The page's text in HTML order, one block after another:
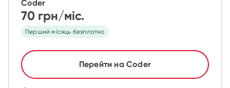
Coder
70 грн/міс.
Перший місяць безплатно
Перейти на Coder